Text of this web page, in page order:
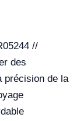
//
des
précision de la